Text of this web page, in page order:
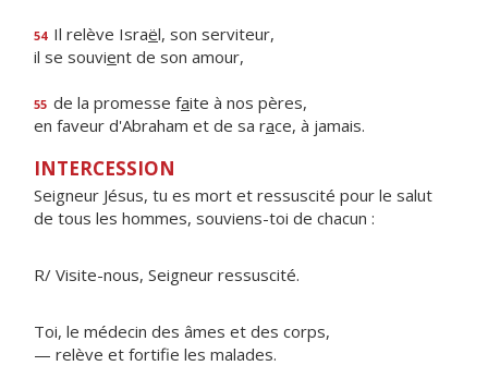
54 Il relève Israël, son serviteur,
il se souvient de son amour,
55 de la promesse faite à nos pères,
en faveur d'Abraham et de sa race, à jamais.
INTERCESSION
Seigneur Jésus, tu es mort et ressuscité pour le salut
de tous les hommes, souviens-toi de chacun :
R/ Visite-nous, Seigneur ressuscité.
Toi, le médecin des âmes et des corps,
— relève et fortifie les malades.